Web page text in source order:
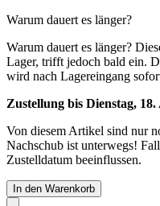
Warum dauert es länger?
Warum dauert es länger?
Lager, trifft jedoch bald ein.
wird nach Lagereingang
Zustellung bis Dienstag, 18.
Von diesem Artikel sind nur
Nachschub ist unterwegs!
Zustelldatum beeinflussen.
In den Warenkorb